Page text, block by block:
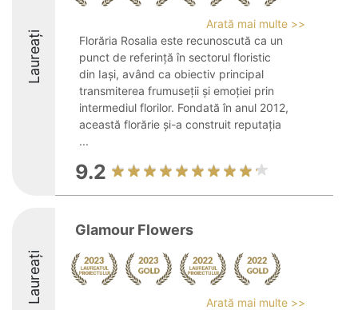
Laureați
Arată mai multe >>
Florăria Rosalia este recunoscută ca un
punct de referință în sectorul floristic
din Iași, având ca obiectiv principal
transmiterea frumuseții și emoției prin
intermediul florilor. Fondată în anul 2012,
această florărie și-a construit reputația
...
9.2
Laureați
Glamour Flowers
Arată mai multe >>